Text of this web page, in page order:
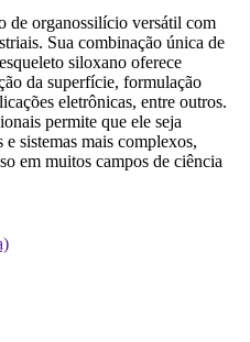
organossilício versátil com
Sua combinação única de
siloxano oferece
da superfície, formulação
eletrônicas, entre outros.
permite que ele seja
sistemas mais complexos,
em muitos campos de ciência